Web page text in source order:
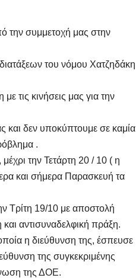
την συμμετοχή μας στην
του νόμου Χατζηδάκη
τις κινήσεις μας για την
και δεν υποκύπτουμε σε καμία
.
την Τετάρτη 20 / 10 ( η
και σήμερα Παρασκευή τα
Τρίτη 19/10 με αποστολή
αντισυναδελφική πράξη.
η διεύθυνση της, έσπευσε
της συγκεκριμένης
της ΔΟΕ.